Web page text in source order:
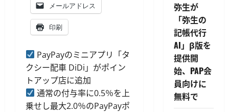
メールアドレス
印刷
PayPayのミニアプリ「タ
クシー配車 DiDi」がポイン
トアップ店に追加
通常の付与率に0.5％を上
乗せし最大2.0％のPayPayポ
弥生が
「弥生の
記帳代行
AI」β版を
提供開
始、PAP会
員向けに
無料で